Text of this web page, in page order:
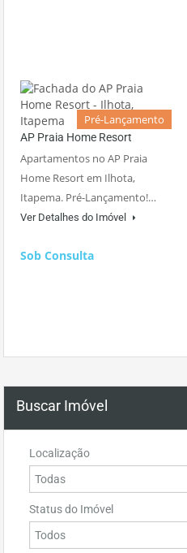
Pré-Lançamento
AP Praia Home Resort
Apartamentos no AP Praia
Home Resort em Ilhota,
Itapema. Pré-Lançamento!…
Ver Detalhes do Imóvel
Sob Consulta
Buscar Imóvel
Localização
Status do Imóvel